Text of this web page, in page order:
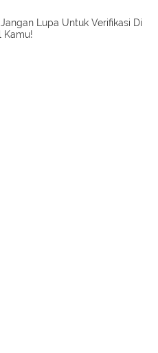
Lupa Untuk Verifikasi Di
Kamu!